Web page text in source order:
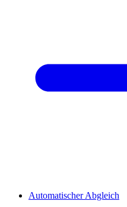
Automatischer Abgleich